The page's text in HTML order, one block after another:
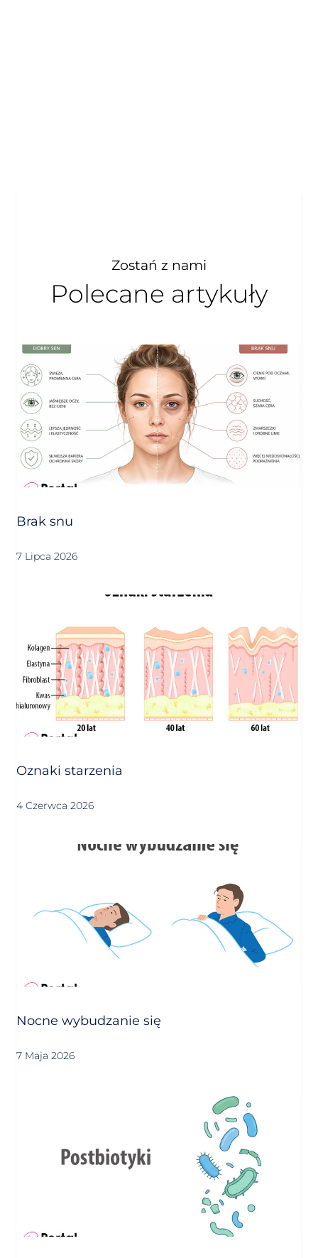
Zostań z nami
Polecane artykuły
Brak snu
7 Lipca 2026
Oznaki starzenia
4 Czerwca 2026
Nocne wybudzanie się
7 Maja 2026